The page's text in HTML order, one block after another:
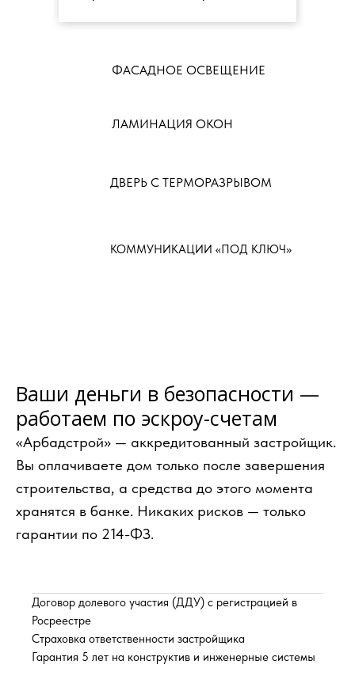
КОММУНИКАЦИИ «ПОД КЛЮЧ»
ДВЕРЬ С ТЕРМОРАЗРЫВОМ
ЛАМИНАЦИЯ ОКОН
ФАСАДНОЕ ОСВЕЩЕНИЕ
Ваши деньги в безопасности —
работаем по эскроу-счетам
«Арбадстрой» — аккредитованный застройщик.
Вы оплачиваете дом только после завершения
строительства, а средства до этого момента
хранятся в банке. Никаких рисков — только
гарантии по 214-ФЗ.
Договор долевого участия (ДДУ) с регистрацией в
Росреестре
Страховка ответственности застройщика
Гарантия 5 лет на конструктив и инженерные системы